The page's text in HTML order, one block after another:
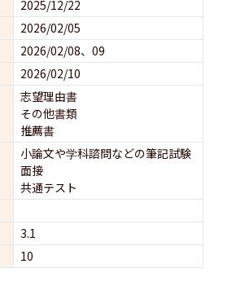
2025/12/22
2026/02/05
2026/02/08、09
2026/02/10
志望理由書
その他書類
推薦書
小論文や学科諮問などの筆記試験
面接
共通テスト
3.1
10